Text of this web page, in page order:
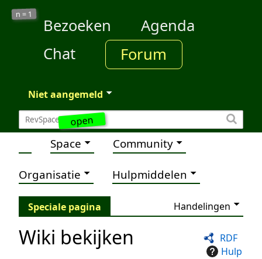
open
n = 1
Bezoeken
Agenda
Chat
Forum
Niet aangemeld
Space Community
Organisatie Hulpmiddelen
Speciale pagina Handelingen
RDF
Hulp
Wiki bekijken